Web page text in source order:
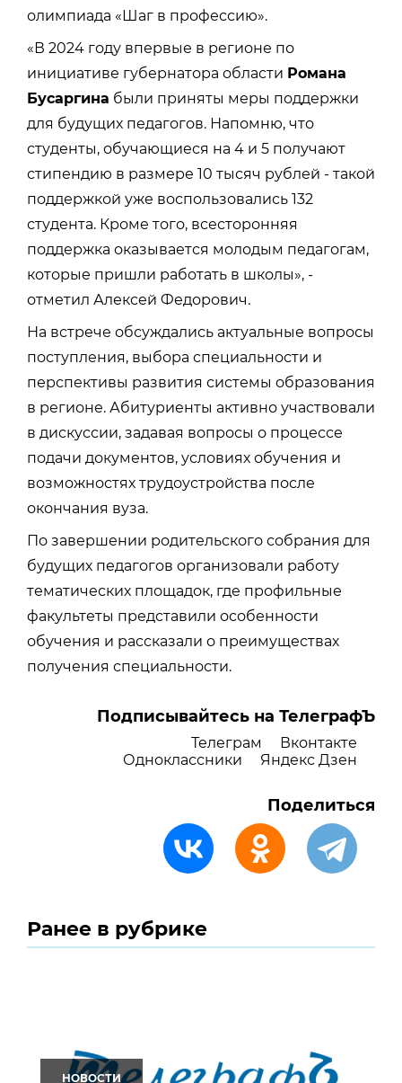
олимпиада «Шаг в профессию».
«В 2024 году впервые в регионе по
инициативе губернатора области Романа
Бусаргина были приняты меры поддержки
для будущих педагогов. Напомню, что
студенты, обучающиеся на 4 и 5 получают
стипендию в размере 10 тысяч рублей - такой
поддержкой уже воспользовались 132
студента. Кроме того, всесторонняя
поддержка оказывается молодым педагогам,
которые пришли работать в школы», -
отметил Алексей Федорович.
На встрече обсуждались актуальные вопросы
поступления, выбора специальности и
перспективы развития системы образования
в регионе. Абитуриенты активно участвовали
в дискуссии, задавая вопросы о процессе
подачи документов, условиях обучения и
возможностях трудоустройства после
окончания вуза.
По завершении родительского собрания для
будущих педагогов организовали работу
тематических площадок, где профильные
факультеты представили особенности
обучения и рассказали о преимуществах
получения специальности.
Подписывайтесь на ТелеграфЪ
Телеграм
Вконтакте
Одноклассники
Яндекс Дзен
Поделиться
Ранее в рубрике
НОВОСТИ